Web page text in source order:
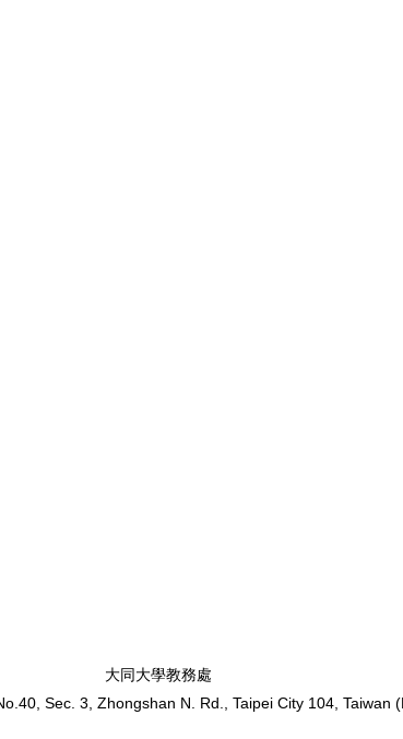
大同大學教務處
Sec. 3, Zhongshan N. Rd., Taipei City 104, Taiwan